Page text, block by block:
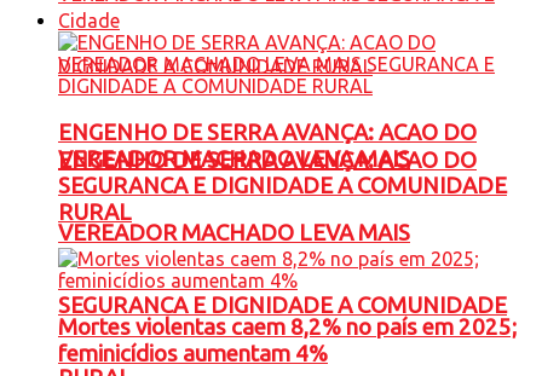
ENGENHO DE SERRA AVANÇA: ACAO DO
VEREADOR MACHADO LEVA MAIS
SEGURANCA E DIGNIDADE A COMUNIDADE
Cidade
ENGENHO DE SERRA AVANÇA: ACAO DO
VEREADOR MACHADO LEVA MAIS
SEGURANCA E DIGNIDADE A COMUNIDADE
RURAL
Mortes violentas caem 8,2% no país em 2025;
feminicídios aumentam 4%